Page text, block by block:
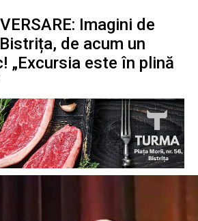
Imagini de
de acum un
„Excursia este în plină